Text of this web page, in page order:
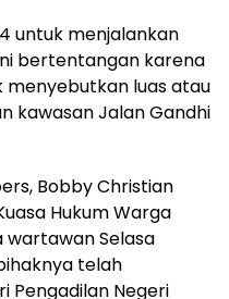
untuk menjalankan
bertentangan karena
luas atau
kawasan Jalan Gandhi
Bobby Christian
Hukum Warga
wartawan Selasa
telah
Pengadilan Negeri